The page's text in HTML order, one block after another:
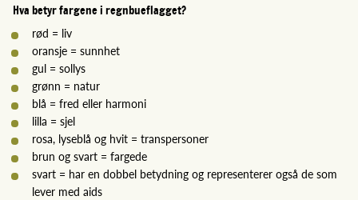
Hva betyr fargene i regnbueflagget?
rød = liv
oransje = sunnhet
gul = sollys
grønn = natur
blå = fred eller harmoni
lilla = sjel
rosa, lyseblå og hvit = transpersoner
brun og svart = fargede
svart = har en dobbel betydning og representerer også de som
lever med aids